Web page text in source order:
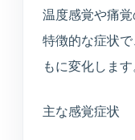
温度感覚や痛
特徴的な症状
もに変化します
主な感覚症状